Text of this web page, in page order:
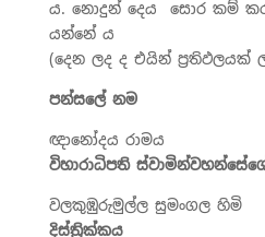
ය. නොදුන් දෙය සොර කම්
යන්නේ ය
(දෙන ලද ද එයින් ප්‍රතිඵලයක්
පන්සලේ නම
ඥානෝදය රාමය
විහාරාධිපති
වලකුඹුරුමුල්ල සුමංගල හිමි
දිස්ත්‍රික්කය